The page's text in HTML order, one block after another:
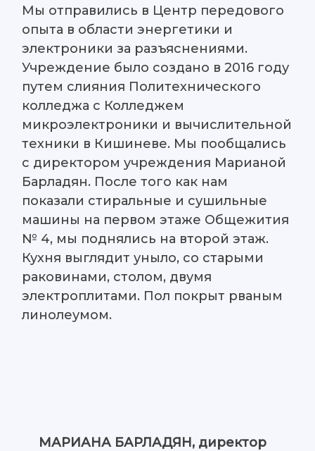
Мы отправились в Центр передового
опыта в области энергетики и
электроники за разъяснениями.
Учреждение было создано в 2016 году
путем слияния Политехнического
колледжа с Колледжем
микроэлектроники и вычислительной
техники в Кишиневе. Мы пообщались
с директором учреждения Марианой
Барладян. После того как нам
показали стиральные и сушильные
машины на первом этаже Общежития
№ 4, мы поднялись на второй этаж.
Кухня выглядит уныло, со старыми
раковинами, столом, двумя
электроплитами. Пол покрыт рваным
линолеумом.
МАРИАНА БАРЛАДЯН, директор